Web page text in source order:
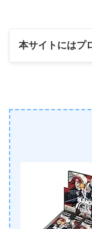
本サイトにはプ